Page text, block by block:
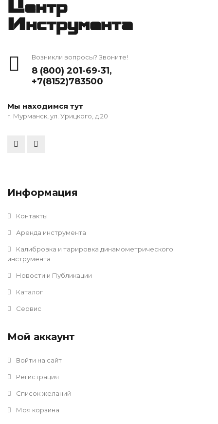
Центр
Инструмента
Возникли вопросы? Звоните!
8 (800) 201-69-31,
+7(8152)783500
Мы находимся тут
г. Мурманск, ул. Урицкого, д 20
Информация
Контакты
Аренда инструмента
Калибровка и тарировка динамометрического
инструмента
Новости и Публикации
Каталог
Сервис
Мой аккаунт
Войти на сайт
Регистрация
Список желаний
Моя корзина